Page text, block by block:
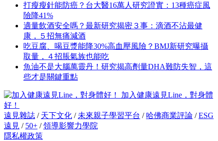
打瘦瘦針能防癌？台大醫16萬人研究證實：13種癌症風
險降41%
適量飲酒安全嗎？最新研究揭密３事：滴酒不沾最健
康，５招無痛減酒
吃豆腐、喝豆漿能降30%高血壓風險？BMJ新研究曝攝
取量，４招脹氣族也能吃
魚油不是大腦萬靈丹！研究揭高劑量DHA難防失智，這
些才是關鍵重點
加入健康遠見Line，對身體
好！
遠見雜誌 / 天下文化 / 未來親子學習平台 / 哈佛商業評論 /ESG
遠見 / 50+ /領導影響力學院
隱私權政策